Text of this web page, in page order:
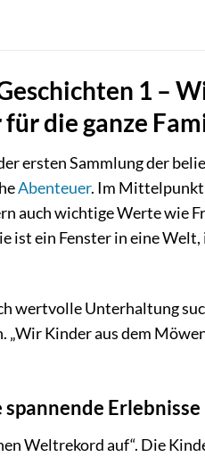
1 –
die ganze
ersten Sammlung der
Abenteuer. Im Mittelpunkt
auch wichtige Werte wie
ist ein Fenster in eine
wertvolle Unterhaltung
Kinder aus dem
Erlebnisse
Weltrekord auf“. Die